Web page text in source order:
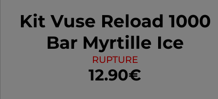
Kit Vuse Reload 1000
Bar Myrtille Ice
RUPTURE
12.90€